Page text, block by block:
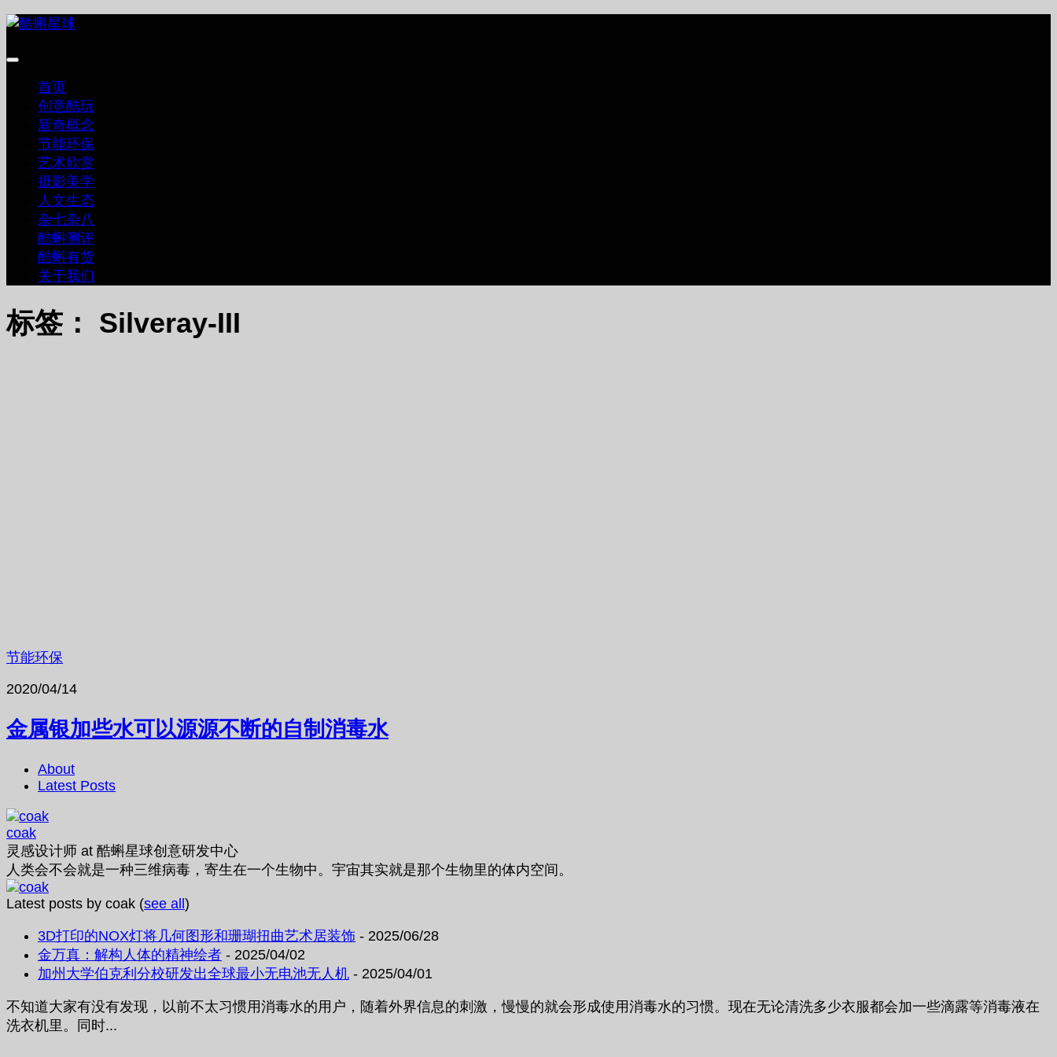
跳
内
首页
创意酷玩
新奇概念
节能环保
艺术欣赏
摄影美学
人文生态
杂七杂八
酷蝌测评
酷蝌有货
关于我们
标签： Silveray-III
节能环保
2020/04/14
金属银加些水可以源源不断的自制消毒水
About
Latest Posts
coak
灵感设计师 at 酷蝌星球创意研发中心
人类会不会就是一种三维病毒，寄生在一个生物中。宇宙其实就是那个生物里的体内空间。
Latest posts by coak (see all)
3D打印的NOX灯将几何图形和珊瑚扭曲艺术居装饰 - 2025/06/28
金万真：解构人体的精神绘者 - 2025/04/02
加州大学伯克利分校研发出全球最小无电池无人机 - 2025/04/01
不知道大家有没有发现，以前不太习惯用消毒水的用户，随着外界信息的刺激，慢慢的就会形成使用消毒水的习惯。现在无论清洗多少衣服都会加一些滴露等消毒液在
洗衣机里。同时...